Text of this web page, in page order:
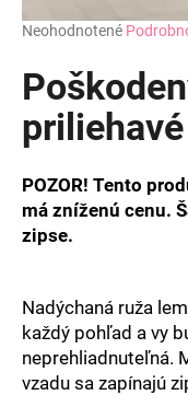
Priemerné
produktu
je
z
hviezdičiek.
Neohodnotené
POZOR! Tento
má zníženú cenu.
zipse.
Nadýchaná ruža
každý pohľad a vy
neprehliadnuteľná.
vzadu sa zapínajú